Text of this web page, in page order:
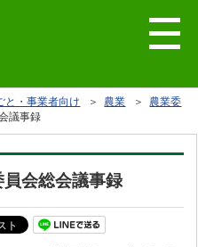
と・事業者向け ＞ 農業 ＞ 農業委
議事録
会総会議事録